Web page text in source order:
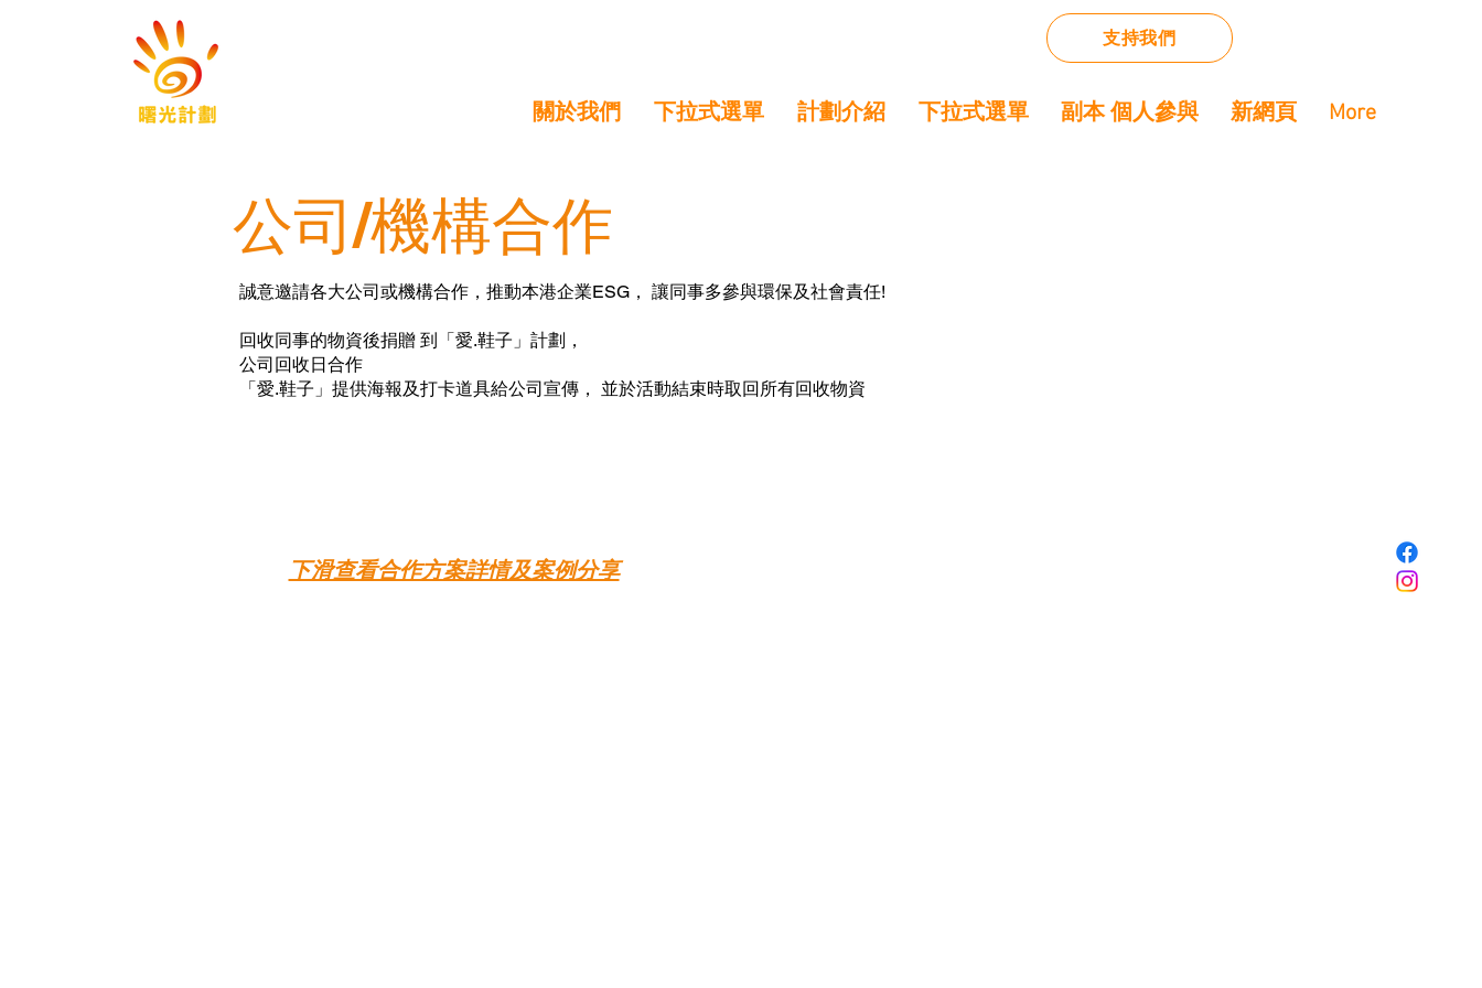
支持我們
關於我們 下拉式選單 計劃介紹 下拉式選單 副本 個人參與 新網頁 More
公司/機構合作
誠意邀請各大公司或機構合作，推動本港企業ESG， 讓同事多參與環保及社會責任!
回收同事的物資後捐贈 到「愛.鞋子」計劃，
公司回收日合作
「愛.鞋子」提供海報及打卡道具給公司宣傳， 並於活動結束時取回所有回收物資
下滑查看合作方案詳情及案例分享